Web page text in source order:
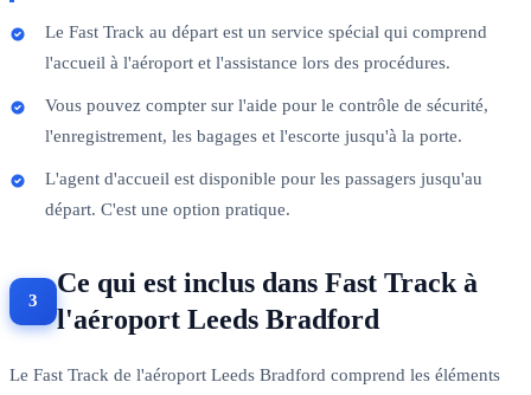
Le Fast Track au départ est un service spécial qui comprend
l'accueil à l'aéroport et l'assistance lors des procédures.
Vous pouvez compter sur l'aide pour le contrôle de sécurité,
l'enregistrement, les bagages et l'escorte jusqu'à la porte.
L'agent d'accueil est disponible pour les passagers jusqu'au
départ. C'est une option pratique.
Ce qui est inclus dans Fast Track à
l'aéroport Leeds Bradford
Le Fast Track de l'aéroport Leeds Bradford comprend les éléments